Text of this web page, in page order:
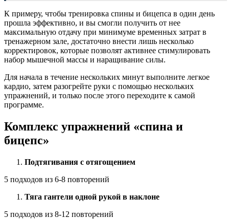
К примеру, чтобы тренировка спины и бицепса в один день
прошла эффективно, и вы смогли получить от нее
максимальную отдачу при минимуме временных затрат в
тренажерном зале, достаточно внести лишь несколько
корректировок, которые позволят активнее стимулировать
набор мышечной массы и наращивание силы.
Для начала в течение нескольких минут выполните легкое
кардио, затем разогрейте руки с помощью нескольких
упражнений, и только после этого переходите к самой
программе.
Комплекс упражнений «спина и
бицепс»
Подтягивания с отягощением
5 подходов из 6-8 повторений
Тяга гантели одной рукой в наклоне
5 подходов из 8-12 повторений